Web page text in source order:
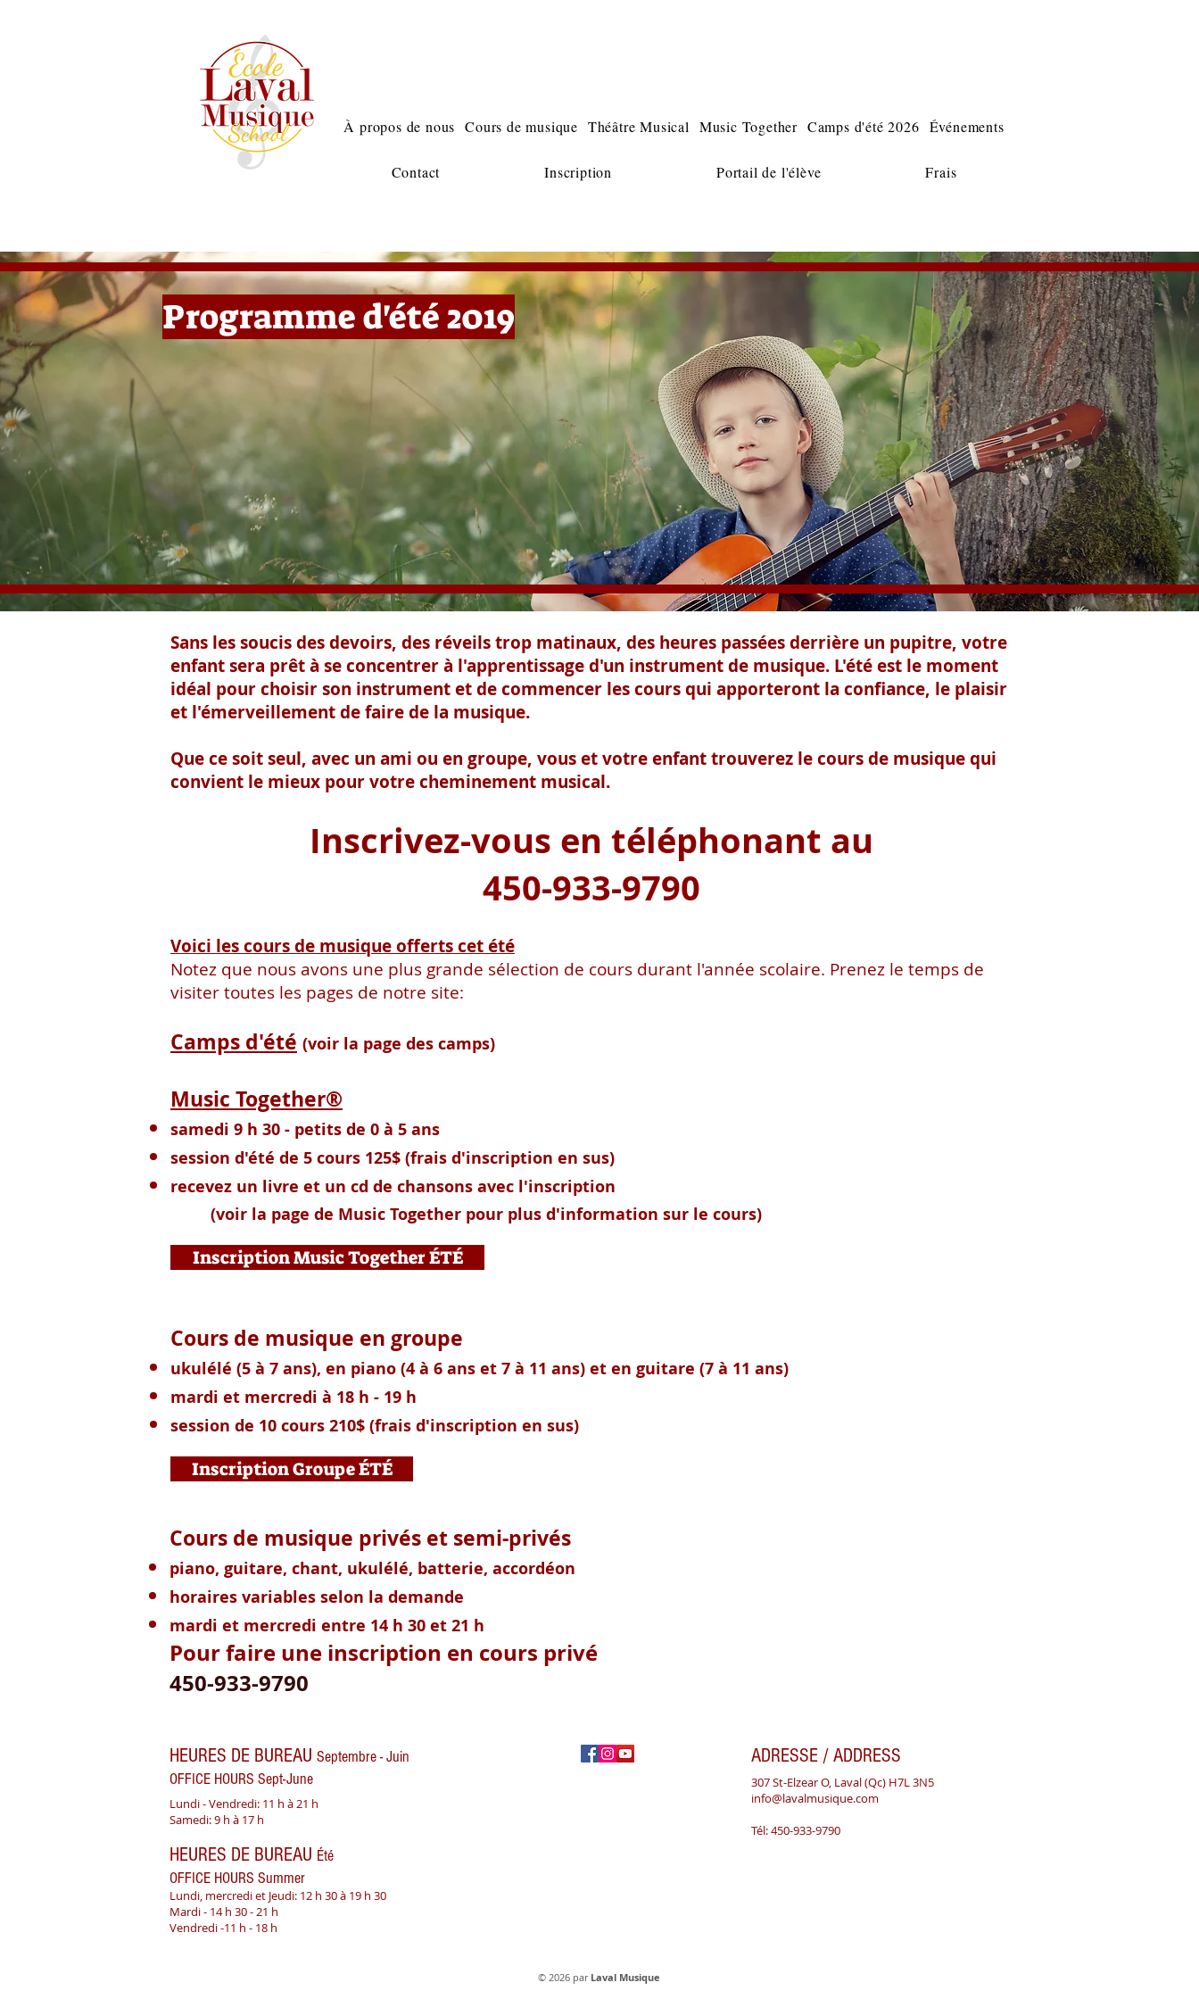
À propos de nous Cours de musique Théâtre Musical Music Together Camps d'été 2026 Événements
Contact Inscription Portail de l'élève Frais
Programme d'été 2019
Sans les soucis des devoirs, des réveils trop matinaux, des heures passées derrière un pupitre, votre
enfant sera prêt à se concentrer à l'apprentissage d'un instrument de musique. L'été est le moment
idéal pour choisir son instrument et de commencer les cours qui apporteront la confiance, le plaisir
et l'émerveillement de faire de la musique.
Que ce soit seul, avec un ami ou en groupe, vous et votre enfant trouverez le cours de musique qui
convient le mieux pour votre cheminement musical.
Inscrivez-vous en téléphonant au
450-933-9790
Voici les cours de musique offerts cet été
Notez que nous avons une plus grande sélection de cours durant l'année scolaire. Prenez le temps de
visiter toutes les pages de notre site:
Camps d'été (voir la page des camps)
Music Together®
samedi 9 h 30 - petits de 0 à 5 ans
session d'été de 5 cours 125$ (frais d'inscription en sus)
recevez un livre et un cd de chansons avec l'inscription
(voir la page de Music Together pour plus d'information sur le cours)
Inscription Music Together ÉTÉ
Cours de musique en groupe
ukulélé (5 à 7 ans), en piano (4 à 6 ans et 7 à 11 ans) et en guitare (7 à 11 ans)
mardi et mercredi à 18 h - 19 h
session de 10 cours 210$ (frais d'inscription en sus)
Inscription Groupe ÉTÉ
Cours de musique privés et semi-privés
piano, guitare, chant, ukulélé, batterie, accordéon
horaires variables selon la demande
mardi et mercredi entre 14 h 30 et 21 h
Pour faire une inscription en cours privé
450-933-9790
HEURES DE BUREAU Septembre - Juin
OFFICE HOURS Sept-June
Lundi - Vendredi: 11 h à 21 h
Samedi: 9 h à 17 h
HEURES DE BUREAU Été
OFFICE HOURS Summer
Lundi, mercredi et Jeudi: 12 h 30 à 19 h 30
Mardi - 14 h 30 - 21 h
Vendredi -11 h - 18 h
ADRESSE / ADDRESS
307 St-Elzear O, Laval (Qc) H7L 3N5
info@lavalmusique.com
Tél: 450-933-9790
© 2026 par Laval Musique